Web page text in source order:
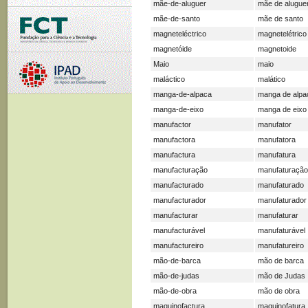
mãe-de-aluguer
mãe de
mãe-de-santo
mãe de santo
magneteléctrico
magnetelétrico
magnetóide
magnetoide
Maio
maio
maláctico
malático
manga-de-alpaca
manga de
manga-de-eixo
manga de eixo
manufactor
manufator
manufactora
manufatora
manufactura
manufatura
manufacturação
manufaturação
manufacturado
manufaturado
manufacturador
manufaturador
manufacturar
manufaturar
manufacturável
manufaturável
manufactureiro
manufatureiro
mão-de-barca
mão de barca
mão-de-judas
mão de Judas
mão-de-obra
mão de obra
maquinofactura
maquinofatura